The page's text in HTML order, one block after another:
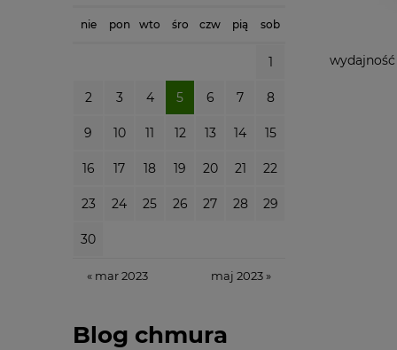
nie pon wto śro czw pią sob
1
2 3 4 5 6 7 8
9 10 11 12 13 14 15
16 17 18 19 20 21 22
23 24 25 26 27 28 29
30
« mar 2023 maj 2023 »
Blog chmura